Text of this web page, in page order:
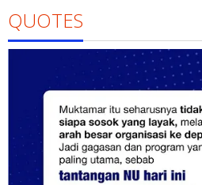
QUOTES